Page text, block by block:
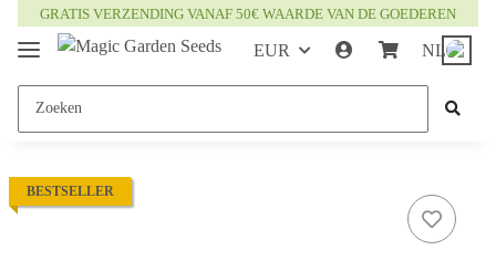
GRATIS VERZENDING VANAF 50€ WAARDE VAN DE GOEDEREN
EUR NL
BESTSELLER